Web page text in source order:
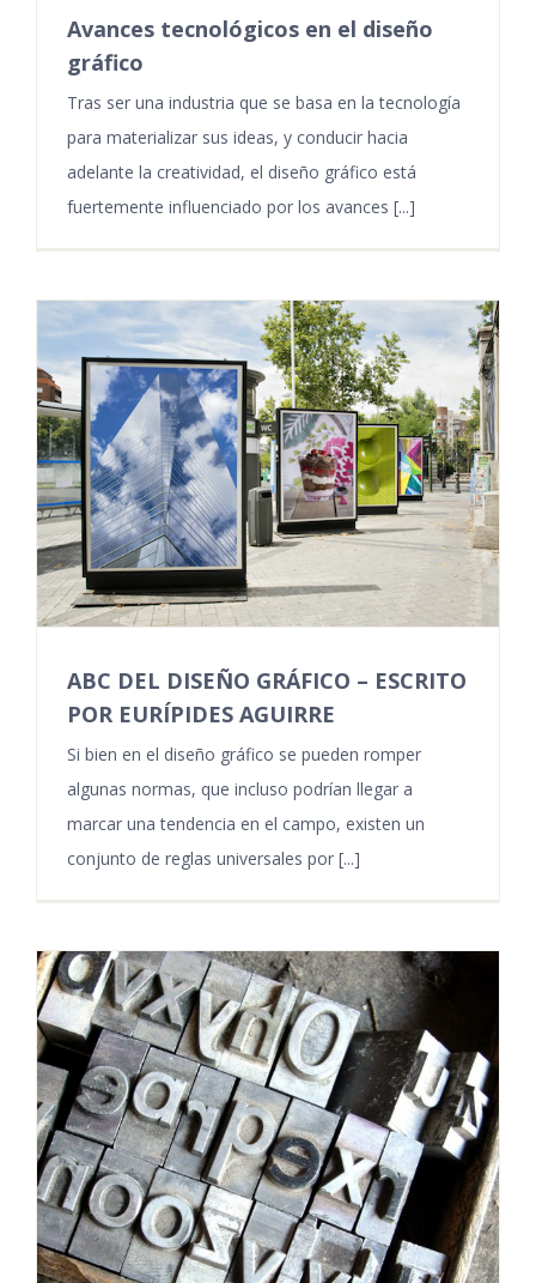
Avances tecnológicos en el diseño
gráfico
Tras ser una industria que se basa en la tecnología
para materializar sus ideas, y conducir hacia
adelante la creatividad, el diseño gráfico está
fuertemente influenciado por los avances [...]
ABC DEL DISEÑO GRÁFICO – ESCRITO
POR EURÍPIDES AGUIRRE
Si bien en el diseño gráfico se pueden romper
algunas normas, que incluso podrían llegar a
marcar una tendencia en el campo, existen un
conjunto de reglas universales por [...]